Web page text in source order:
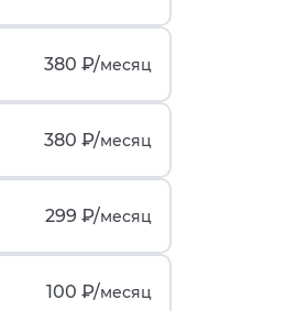
380 ₽/месяц
380 ₽/месяц
299 ₽/месяц
100 ₽/месяц